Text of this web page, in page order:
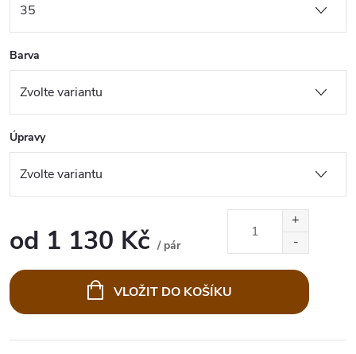
Barva
Úpravy
od 1 130 Kč / pár
cena:
VLOŽIT DO KOŠÍKU